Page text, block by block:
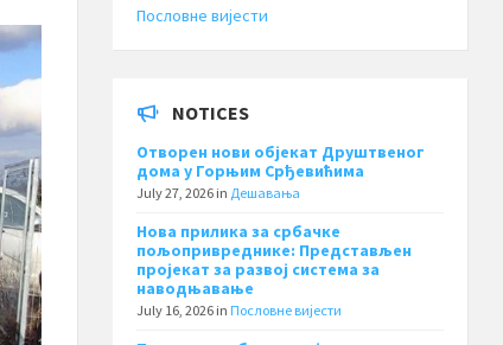
Пословне вијести
NOTICES
Отворен нови објекат Друштвеног
дома у Горњим Срђевићима
July 27, 2026 in Дешавања
Нова прилика за србачке
пољопривреднике: Представљен
пројекат за развој система за
наводњавање
July 16, 2026 in Пословне вијести